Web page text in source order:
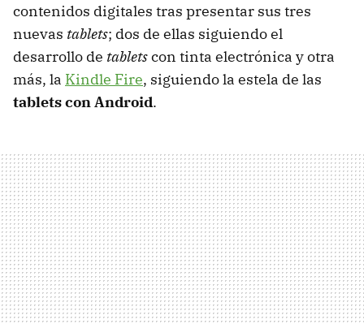
contenidos digitales tras presentar sus tres
nuevas tablets; dos de ellas siguiendo el
desarrollo de tabletscon tinta electrónica y otra
más, la Kindle Fire, siguiendo la estela de las
tablets con Android.